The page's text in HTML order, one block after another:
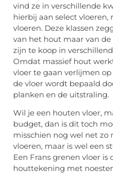
vind ze in verschillende
hierbij aan select
vloeren. Deze klassen
van het hout maar van
zijn te koop in
Omdat massief hout
vloer te gaan verlijmen
de vloer wordt bepaald
planken en de uitstraling.
Wil je een houten vloer,
budget, dan is dit toch
misschien nog wel net zo
vloeren, maar is wel een
Een Frans grenen vloer is
houttekening met